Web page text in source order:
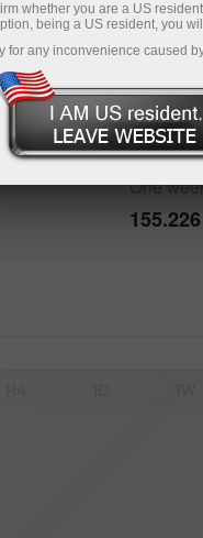
Traders' feedback
One week
160.873
One
155.226
the event
whether you are a US
being a US resident, you
for any inconvenience caused